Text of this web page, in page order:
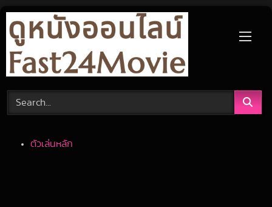
Skip
content
ตัวเล่นหลัก